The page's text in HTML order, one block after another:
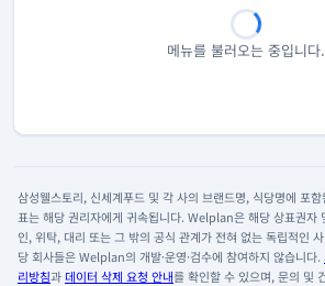
메뉴를 불러오는 중입니다.
삼성웰스토리, 신세계푸드 및 각 사의 브랜드명, 식당명에 포
표는 해당 권리자에게 귀속됩니다. Welplan은 해당 상표권자
인, 위탁, 대리 또는 그 밖의 공식 관계가 전혀 없는 독립적인
당 회사들은 Welplan의 개발·운영·검수에 참여하지 않습니다.
리방침과데이터 삭제 요청 안내를 확인할 수 있으며, 문의 및